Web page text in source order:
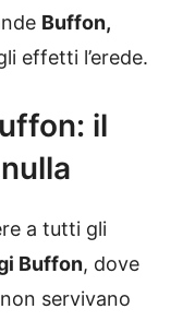
Buffon,
effetti l’erede.
il
a tutti gli
Buffon, dove
servivano